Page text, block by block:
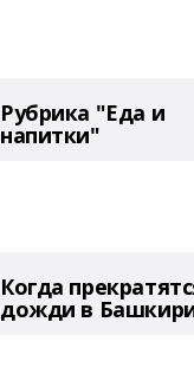
Рубрика "Еда и
напитки"
Когда
дожди в